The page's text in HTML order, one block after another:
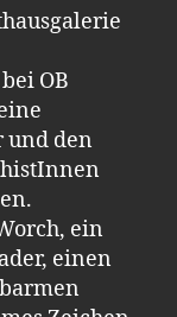
OB
und den
ein
einen